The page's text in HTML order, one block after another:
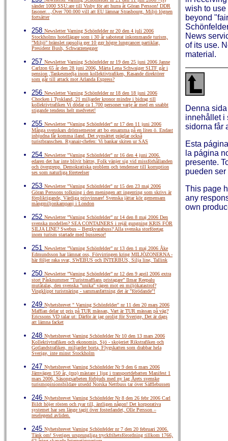
sänder 1000 SSU:are till Visby för att hurra åt Göran Persson! DDR
fasoner…,Över 700.000 vill att EU lämnar Strasbourg, Miljö lögnen
fortsätter
258 Newsletter Varning Schönfelder nr 20 den 4 juli 2006
Stockholms hotellägare som i 30 år saboterat inkommande turism,
”Miljö” bränslet rapsolja ger 10 ggr högre lungcancer partiklar,
President Bush, Schwarzenegger
257 Newsletter Varning Schönfelder nr 19 den 25 juni 2006 Janne
Carlzon 65 år den 28 juni 2006, Märta Lena Schwaiger SLTF går i
pension ,Tankesmedja inom kollektivtrafiken, Rasande direktörer
som går till attack mot Arlanda Express?
256 Newsletter Varning Schönfelder nr 18 den 18 juni 2006
Chocken i Tyskland, 21 miljarder kronor mindre i bidrag till
kollektivtrafiken Vi dödar ca 1.700 personer varje år med en snabbt
stigande tendens helt medvetet!
255 Newsletter "Varning Schönfelder" nr 17 den 11 juni 2006
Många svenskars drömsemester att bo ensamma på en liten ö. Endast
inbjudna får komma iland. Det synsättet präglar också
turistbranschen. Ryanair-chefen: Vi bankar skiten ur SAS
254 Newsletter "Varning Schönfelder" nr 16 den 4 juni 2006.
edaren det har inte blivit bättre, Folk vänjer sig vid missförhållanden
och övergrepp. Demokratiska problem och tendenser till korruption
ses som naturliga företeelser
253 Newsletter "Varning Schönfelder" nr 15 den 23 maj 2006
Göran Perssons tolkning i den meningen att ingenting som skrivs är
förpliktigande, Värdiga prisvinnare! Svenska jättar kör gemensam
mångmiljonkampanj i London
252 Newsletter ”Varning Schönfelder” nr 14 den 8 maj 2006 Den
svenska modellen? SEA CONTAINERS i rejäl gungning KRIS FÖR
SILJA LINE? Swebus – Bergkvarabuss? Alla svenska storföretag
inom turism startade med bussresor!
251 Newsletter ”Varning Schönfelder” nr 13 den 1 maj 2006 Åke
Edmundsson har lämnat oss, Förvirringen kring MILJÖZONERNA -
här följer raka svar, SWEBUS och INTERBUS, Silja line, Tallink
250 Newsletter ”Varning Schönfelder” nr 12 den 9 april 2006 extra
stort Påsknummer ”Turistmaffians pristagare” Ilmar Reepalu
mutåtalas, den svenska ”unika” vägen mot en miljökatastrof?
Vingklippt turistnäring - sammanfattning det är "förödande"!
249 Nyhetsbrevet " Varning Schönfelder" nr 11 den 20 mars 2006
Maffian delar ut pris på TUR mässan, Vart är TUR mässan på väg?
Ericssons VD talar ut: Därför är jag orolig för Sverige, Det är dags
att lämna facket
248 Nyhetsbrevet Varning Schönfelder Nr 10 den 13 mars 2006
Kollektivtrafiken och ekonomin, Sjö - skojeriet Rikstrafiken och
Gotlandstrafiken, miljarder borta, Flygskatten som drabbar hela
Sverige, inte minst Stockholm
247 Nyhetsbrevet Varning Schönfelder Nr 9 den 6 mars 2006
Järnvägen 150 år, (mp) mästare i ljug i transportdebatten Manifest 1
mars 2006, Säsongsarbeten förbjuds med ny lag Årets svenske
turismopinionsbildare utsedd Norska Nettbuss tar över Säfflebussen
246 Nyhetsbrevet Varning Schönfelder Nr 8 den 26 febr 2006 Carl
Bildt höjer rösten och ryar till, äntligen någon! Det korporativa
systemet har sen länge tagit över fosterlandet, Olle Persson –
reselegend avliden.
245 Nyhetsbrevet Varning Schönfelder nr 7 den 20 februari 2006.
Tänk om! Sveriges ursprungliga tryckfrihetsförordning tillkom 1766,
wish to use
beyond
News
of its use.
material.
Denna
innehållet i
sidorna får
Esta
la página
presente.
pueden
This page
any
own